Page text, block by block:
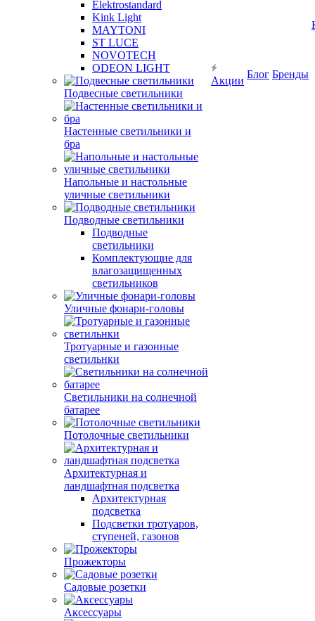
Elektrostandard
Kink Light
MAYTONI
ST LUCE
NOVOTECH
ODEON LIGHT
Подвесные светильники
Настенные светильники и
бра
Напольные и настольные
уличные светильники
Подводные светильники
Подводные
светильники
Комплектующие для
влагозащищенных
светильников
Уличные фонари-головы
Тротуарные и газонные
светильнки
Светильники на солнечной
батарее
Потолочные светильники
Архитектурная и
ландшафтная подсветка
Архитектурная
подсветка
Подсветки тротуаров,
ступеней, газонов
Прожекторы
Садовые розетки
Аксессуары
Акции
Блог Бренды